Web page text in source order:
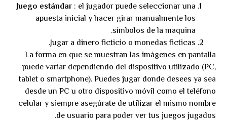
Juego estándar: el jugador puede seleccionar una
apuesta inicial y hacer girar manualmente los
símbolos de la maquina.
Jugar a dinero ficticio o monedas ficticas.
La forma en que se muestran las imágenes en pantalla
puede variar dependiendo del dispositivo utilizado (PC,
tablet o smartphone). Puedes jugar donde desees ya sea
desde un PC u otro dispositivo móvil como el teléfono
celular y siempre asegúrate de utilizar el mismo nombre
de usuario para poder ver tus juegos jugados.